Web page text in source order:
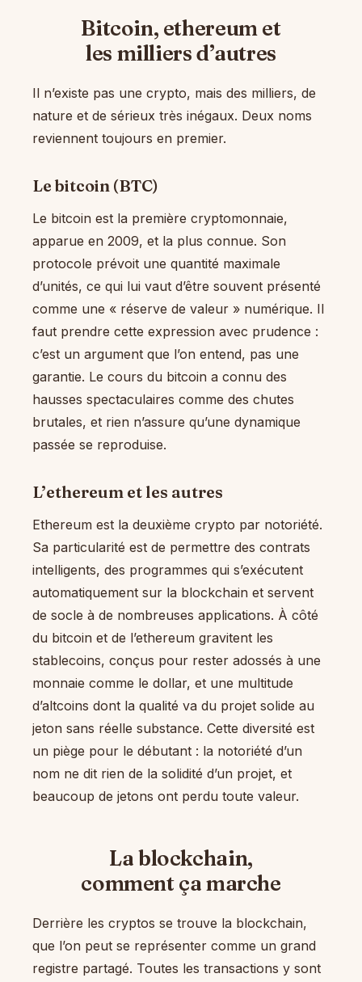
Bitcoin, ethereum et
les milliers d’autres
Il n’existe pas une crypto, mais des milliers, de
nature et de sérieux très inégaux. Deux noms
reviennent toujours en premier.
Le bitcoin (BTC)
Le bitcoin est la première cryptomonnaie,
apparue en 2009, et la plus connue. Son
protocole prévoit une quantité maximale
d’unités, ce qui lui vaut d’être souvent présenté
comme une « réserve de valeur » numérique. Il
faut prendre cette expression avec prudence :
c’est un argument que l’on entend, pas une
garantie. Le cours du bitcoin a connu des
hausses spectaculaires comme des chutes
brutales, et rien n’assure qu’une dynamique
passée se reproduise.
L’ethereum et les autres
Ethereum est la deuxième crypto par notoriété.
Sa particularité est de permettre des contrats
intelligents, des programmes qui s’exécutent
automatiquement sur la blockchain et servent
de socle à de nombreuses applications. À côté
du bitcoin et de l’ethereum gravitent les
stablecoins, conçus pour rester adossés à une
monnaie comme le dollar, et une multitude
d’altcoins dont la qualité va du projet solide au
jeton sans réelle substance. Cette diversité est
un piège pour le débutant : la notoriété d’un
nom ne dit rien de la solidité d’un projet, et
beaucoup de jetons ont perdu toute valeur.
La blockchain,
comment ça marche
Derrière les cryptos se trouve la blockchain,
que l’on peut se représenter comme un grand
registre partagé. Toutes les transactions y sont